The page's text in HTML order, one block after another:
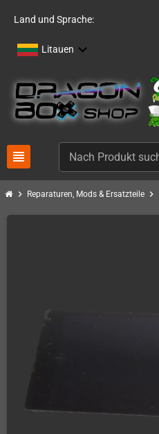
Land und Sprache:
Litauen
view_headline
chevron_right Reparaturen, Mods & Ersatzteile chevron_right